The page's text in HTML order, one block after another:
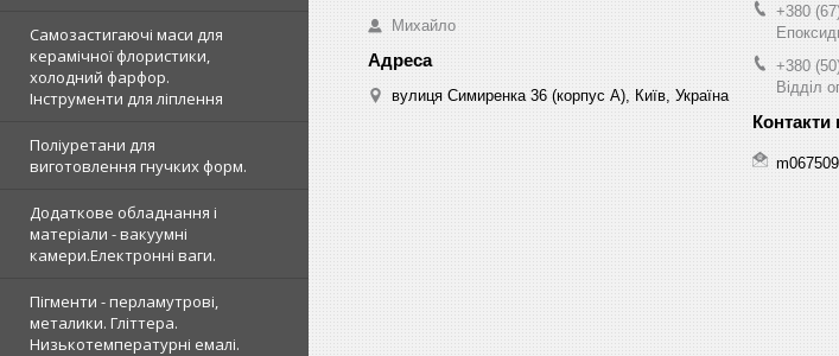
Самозастигаючі маси для
керамічної флористики,
холодний фарфор.
Інструменти для ліплення
Поліуретани для
виготовлення гнучких форм.
Додаткове обладнання і
матеріали - вакуумні
камери.Електронні ваги.
Пігменти - перламутрові,
металики. Гліттера.
Низькотемпературні емалі.
Михайло
вулиця Симиренка 36 (корпус А), Київ, Україна
+380
+380
Відділ